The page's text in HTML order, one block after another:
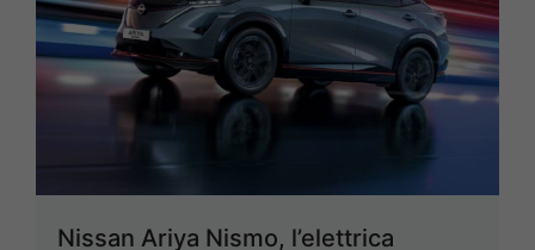
Nissan Ariya Nismo, l’elettrica